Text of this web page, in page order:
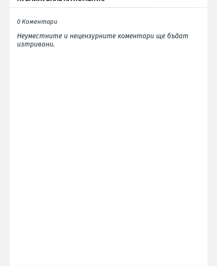
0 Коментари
Неуместните и нецензурните коментари ще бъдат
изтривани.